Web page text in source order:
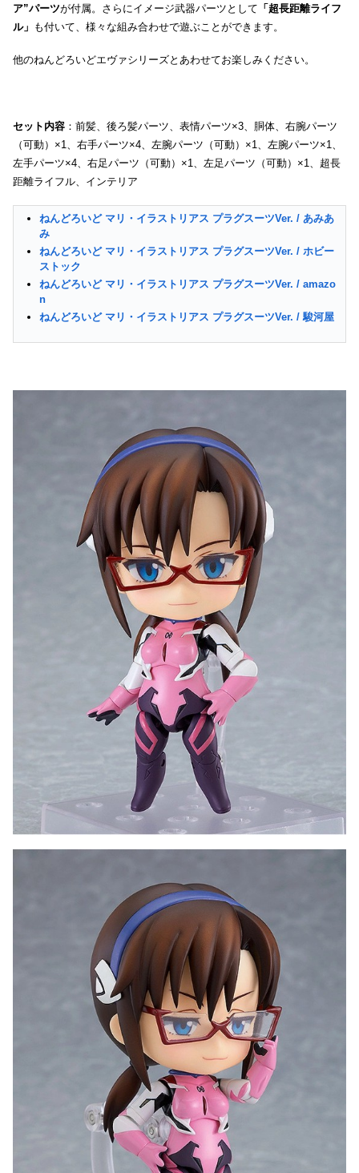
ア”パーツが付属。さらにイメージ武器パーツとして 「超長距離ライフ
ル」 も付いて、様々な組み合わせで遊ぶことができます。
他のねんどろいどエヴァシリーズとあわせてお楽しみください。
セット内容 ：前髪、後ろ髪パーツ、表情パーツ×3、胴体、右腕パーツ
（可動）×1、右手パーツ×4、左腕パーツ（可動）×1、左腕パーツ×1、
左手パーツ×4、右足パーツ（可動）×1、左足パーツ（可動）×1、超長
距離ライフル、インテリア
ねんどろいど マリ・イラストリアス プラグスーツVer. / あみあ
み
ねんどろいど マリ・イラストリアス プラグスーツVer. / ホビー
ストック
ねんどろいど マリ・イラストリアス プラグスーツVer. / amazo
n
ねんどろいど マリ・イラストリアス プラグスーツVer. / 駿河屋